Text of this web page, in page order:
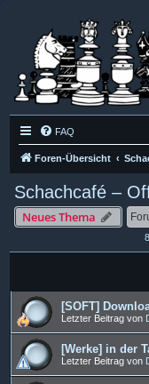
FAQ
Foren-Übersicht
Schachcafé –
Neues Thema
[SOFT]
Letzter Beitrag von
[Werke] in der
Letzter Beitrag von